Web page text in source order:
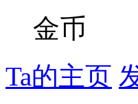
金币
Ta的主页